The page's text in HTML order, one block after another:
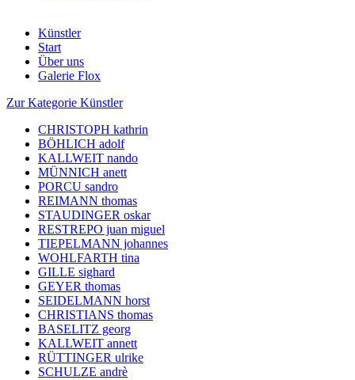
Künstler
Start
Über uns
Galerie Flox
Zur Kategorie Künstler
CHRISTOPH kathrin
BÖHLICH adolf
KALLWEIT nando
MÜNNICH anett
PORCU sandro
REIMANN thomas
STAUDINGER oskar
RESTREPO juan miguel
TIEPELMANN johannes
WOHLFARTH tina
GILLE sighard
GEYER thomas
SEIDELMANN horst
CHRISTIANS thomas
BASELITZ georg
KALLWEIT annett
RÜTTINGER ulrike
SCHULZE andrè